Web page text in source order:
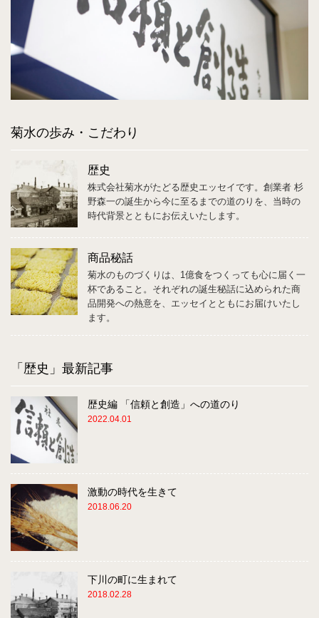
菊水の歩み・こだわり
歴史
株式会社菊水がたどる歴史エッセイです。創業者 杉
野森一の誕生から今に至るまでの道のりを、当時の
時代背景とともにお伝えいたします。
商品秘話
菊水のものづくりは、1億食をつくっても心に届く一
杯であること。それぞれの誕生秘話に込められた商
品開発への熱意を、エッセイとともにお届けいたし
ます。
「歴史」最新記事
歴史編 「信頼と創造」への道のり
2022.04.01
激動の時代を生きて
2018.06.20
下川の町に生まれて
2018.02.28